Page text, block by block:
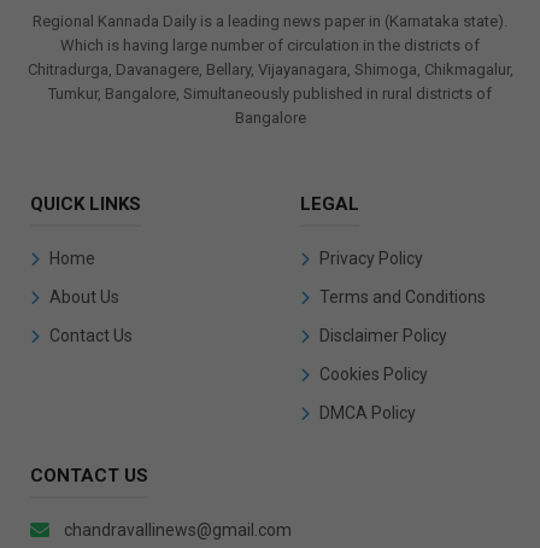
Regional Kannada Daily is a leading news paper in (Karnataka state).
Which is having large number of circulation in the districts of
Chitradurga, Davanagere, Bellary, Vijayanagara, Shimoga, Chikmagalur,
Tumkur, Bangalore, Simultaneously published in rural districts of
Bangalore
QUICK LINKS
Home
About Us
Contact Us
LEGAL
Privacy Policy
Terms and Conditions
Disclaimer Policy
Cookies Policy
DMCA Policy
CONTACT US
chandravallinews@gmail.com